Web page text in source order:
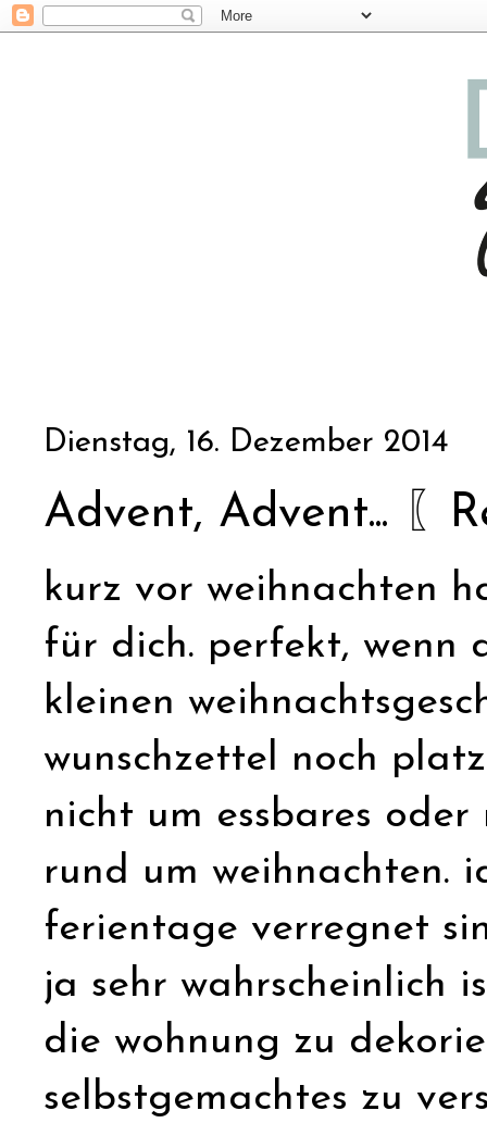
Dienstag, 16. Dezember 2014
Advent, Advent... 〖
kurz vor weihnachten
für dich. perfekt, wenn
kleinen
wunschzettel noch
nicht um essbares
rund um weihnachten.
ferientage verregnet
ja sehr wahrscheinlich
die wohnung zu
selbstgemachtes zu